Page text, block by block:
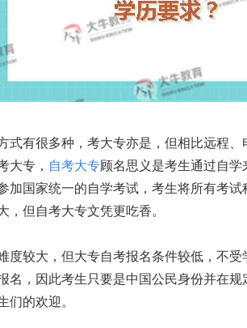
式有很多种，考大专亦是，但相比远程
大专， 自考大专顾名思义是考生通过自
加国家统一的自学考试，考生将所有考试
，但自考大专文凭更吃香。
度较大，但大专自考报名条件较低，不
名，因此考生只要是中国公民身份并在
们的欢迎。